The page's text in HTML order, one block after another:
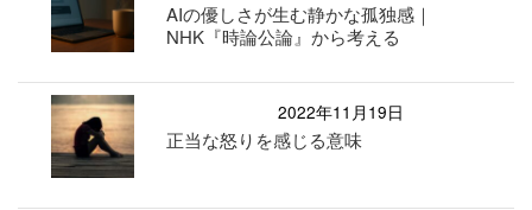
AIの優しさが生む静かな孤独感｜
NHK『時論公論』から考える
2022年11月19日
正当な怒りを感じる意味